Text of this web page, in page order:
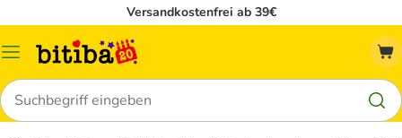
Versandkostenfrei ab 39€
Menü
Suchen